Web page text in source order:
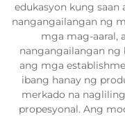
edukasyon kung saan
nangangailangan ng
mga mag-aaral,
nangangailangan ng
ang mga
ibang hanay ng
merkado na
propesyonal. Ang